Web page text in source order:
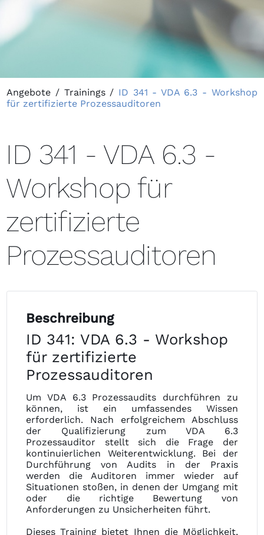
Angebote / Trainings/ ID 341 - VDA 6.3 - Workshop
für zertifizierte Prozessauditoren
ID 341 - VDA 6.3 -
Workshop für
zertifizierte
Prozessauditoren
Beschreibung
ID 341: VDA 6.3 - Workshop
für zertifizierte
Prozessauditoren
Um VDA 6.3 Prozessaudits durchführen zu
können, ist ein umfassendes Wissen
erforderlich. Nach erfolgreichem Abschluss
der Qualifizierung zum VDA 6.3
Prozessauditor stellt sich die Frage der
kontinuierlichen Weiterentwicklung. Bei der
Durchführung von Audits in der Praxis
werden die Auditoren immer wieder auf
Situationen stoßen, in denen der Umgang mit
oder die richtige Bewertung von
Anforderungen zu Unsicherheiten führt.
Dieses Training bietet Ihnen die Möglichkeit,